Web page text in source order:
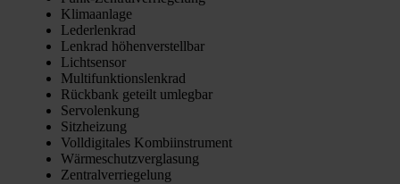
Kli­ma­an­la­ge
Leder­lenk­rad
Lenk­rad höhen­ver­stell­bar
Licht­sen­sor
Mul­ti­funk­ti­ons­lenk­rad
Rück­bank geteilt umleg­bar
Ser­vo­len­kung
Sitz­hei­zung
Voll­di­gi­ta­les Kom­bi­in­stru­ment
Wär­me­schutz­ver­gla­sung
Zen­tral­ver­rie­ge­lung